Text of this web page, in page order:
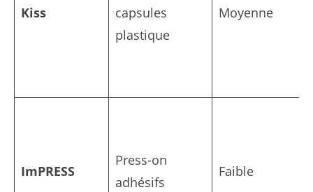
Kiss
capsules
plastique
Moyenne
ImPRESS
Press-on
adhésifs
Faible